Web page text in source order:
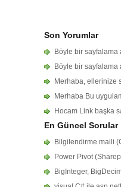
Son Yorumlar
Böyle bir sayfalama
Böyle bir sayfalama
Merhaba, ellerinize
Merhaba Bu
Hocam Link başka
En Güncel Sorular
Bilgilendirme maili
Power Pivot
BigInteger,